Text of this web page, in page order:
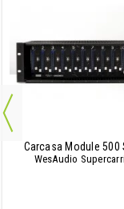
Carcasa Module 500
WesAudio